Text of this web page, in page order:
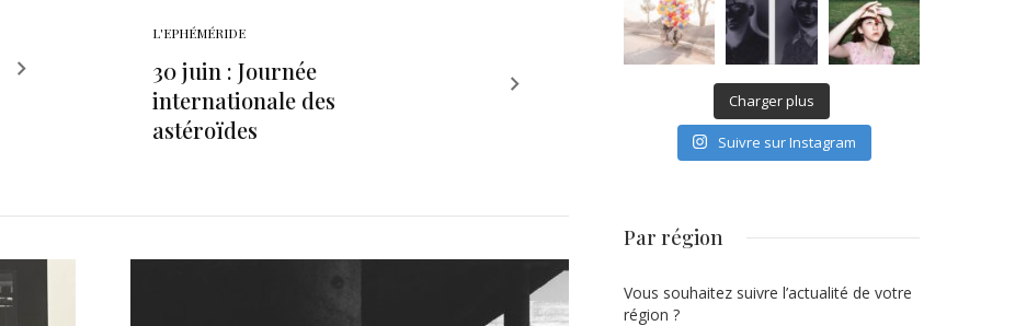
L'EPHÉMÉRIDE
30 juin : Journée
internationale des
astéroïdes
Charger plus
Suivre sur Instagram
Par région
Vous souhaitez suivre l’actualité de votre
région ?